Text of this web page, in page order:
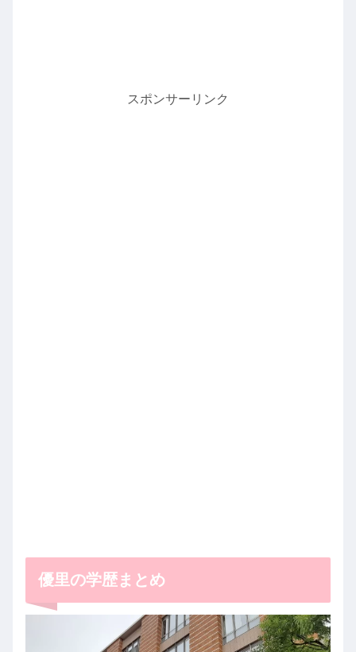
スポンサーリンク
優里の学歴まとめ